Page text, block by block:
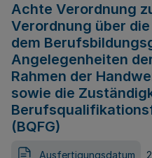
Achte Verordnung
Verordnung über
dem
Angelegenheiten
Rahmen der
sowie die
(BQFG)
Ausfertigungsdatum